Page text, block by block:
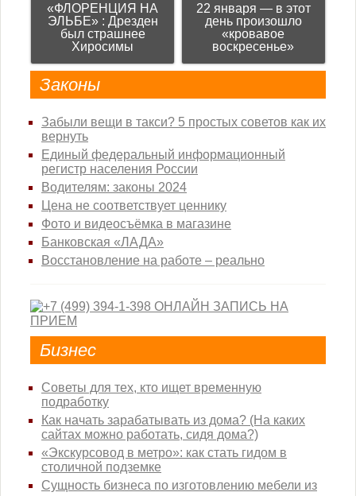
«ФЛОРЕНЦИЯ НА
ЭЛЬБЕ» : Дрезден
был страшнее
Хиросимы
22 января — в этот
день произошло
«кровавое
воскресенье»
Законы
Забыли вещи в такси? 5 простых советов как их
вернуть
Единый федеральный информационный
регистр населения России
Водителям: законы 2024
Цена не соответствует ценнику
Фото и видеосъёмка в магазине
Банковская «ЛАДА»
Восстановление на работе – реально
Бизнес
Советы для тех, кто ищет временную
подработку
Как начать зарабатывать из дома? (На каких
сайтах можно работать, сидя дома?)
«Экскурсовод в метро»: как стать гидом в
столичной подземке
Сущность бизнеса по изготовлению мебели из